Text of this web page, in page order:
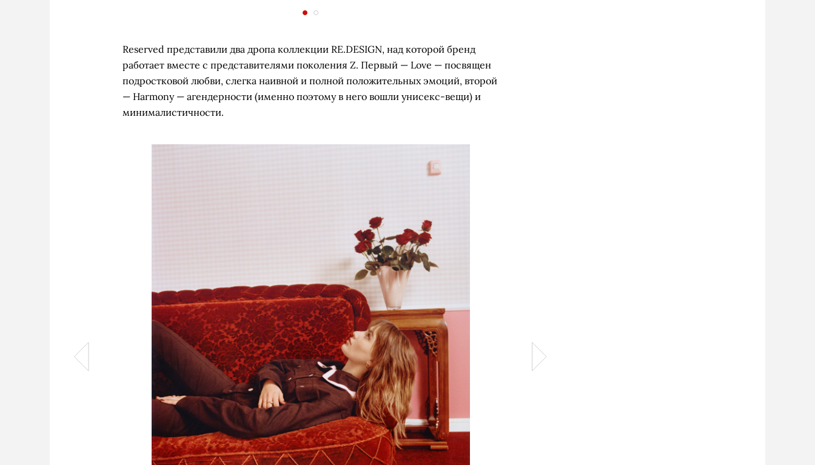
Reserved представили два дропа коллекции RE.DESIGN, над которой бренд
работает вместе с представителями поколения Z. Первый — Love — посвящен
подростковой любви, слегка наивной и полной положительных эмоций, второй
— Harmony — агендерности (именно поэтому в него вошли унисекс-вещи) и
минималистичности.